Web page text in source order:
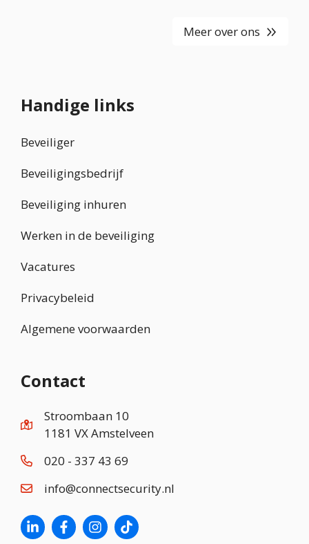
Meer over ons
Handige links
Beveiliger
Beveiligingsbedrijf
Beveiliging inhuren
Werken in de beveiliging
Vacatures
Privacybeleid
Algemene voorwaarden
Contact
Stroombaan 10
1181 VX Amstelveen
020 - 337 43 69
info@connectsecurity.nl